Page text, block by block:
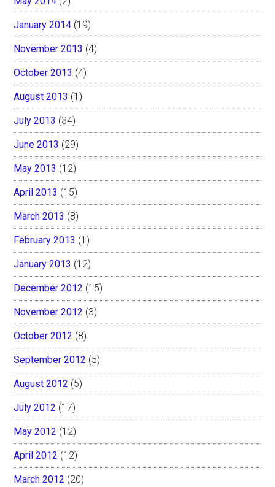
January 2014 (19)
November 2013 (4)
October 2013 (4)
August 2013 (1)
July 2013 (34)
June 2013 (29)
May 2013 (12)
April 2013 (15)
March 2013 (8)
February 2013 (1)
January 2013 (12)
December 2012 (15)
November 2012 (3)
October 2012 (8)
September 2012 (5)
August 2012 (5)
July 2012 (17)
May 2012 (12)
April 2012 (12)
March 2012 (20)